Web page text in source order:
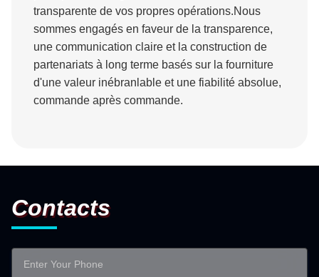
transparente de vos propres opérations.Nous
sommes engagés en faveur de la transparence,
une communication claire et la construction de
partenariats à long terme basés sur la fourniture
d'une valeur inébranlable et une fiabilité absolue,
commande après commande.
Contacts